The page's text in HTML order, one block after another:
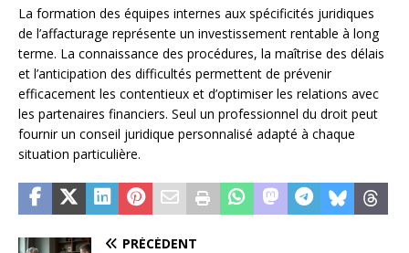
La formation des équipes internes aux spécificités juridiques
de l’affacturage représente un investissement rentable à long
terme. La connaissance des procédures, la maîtrise des délais
et l’anticipation des difficultés permettent de prévenir
efficacement les contentieux et d’optimiser les relations avec
les partenaires financiers. Seul un professionnel du droit peut
fournir un conseil juridique personnalisé adapté à chaque
situation particulière.
PRÉCÉDENT